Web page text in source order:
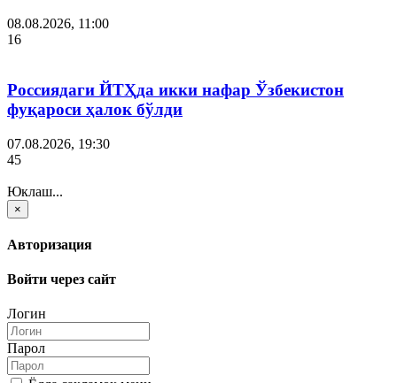
08.08.2026, 11:00
16
Россиядаги ЙТҲда икки нафар Ўзбекистон
фуқароси ҳалок бўлди
07.08.2026, 19:30
45
Юклаш...
×
Авторизация
Войти через сайт
Логин
Парол